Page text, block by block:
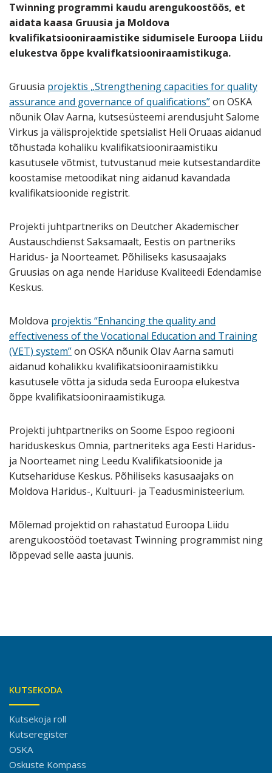
Twinning programmi kaudu arengukoostöös, et
aidata kaasa Gruusia ja Moldova
kvalifikatsiooniraamistike sidumisele Euroopa Liidu
elukestva õppe kvalifkatsiooniraamistikuga.
Gruusia projektis „Strengthening capacities for quality
assurance and governance of qualifications”on OSKA
nõunik Olav Aarna, kutsesüsteemi arendusjuht Salome
Virkus ja välisprojektide spetsialist Heli Oruaas aidanud
tõhustada kohaliku kvalifikatsiooniraamistiku
kasutusele võtmist, tutvustanud meie kutsestandardite
koostamise metoodikat ning aidanud kavandada
kvalifikatsioonide registrit.
Projekti juhtpartneriks on Deutcher Akademischer
Austauschdienst Saksamaalt, Eestis on partneriks
Haridus- ja Noorteamet. Põhiliseks kasusaajaks
Gruusias on aga nende Hariduse Kvaliteedi Edendamise
Keskus.
Moldova projektis “Enhancing the quality and
effectiveness of the Vocational Education and Training
(VET) system”on OSKA nõunik Olav Aarna samuti
aidanud kohalikku kvalifikatsiooniraamistikku
kasutusele võtta ja siduda seda Euroopa elukestva
õppe kvalifikatsiooniraamistikuga.
Projekti juhtpartneriks on Soome Espoo regiooni
hariduskeskus Omnia, partneriteks aga Eesti Haridus-
ja Noorteamet ning Leedu Kvalifikatsioonide ja
Kutsehariduse Keskus. Põhiliseks kasusaajaks on
Moldova Haridus-, Kultuuri- ja Teadusministeerium.
Mõlemad projektid on rahastatud Euroopa Liidu
arengukoostööd toetavast Twinning programmist ning
lõppevad selle aasta juunis.
KUTSEKODA
Kutsekoja roll
Kutseregister
OSKA
Oskuste Kompass